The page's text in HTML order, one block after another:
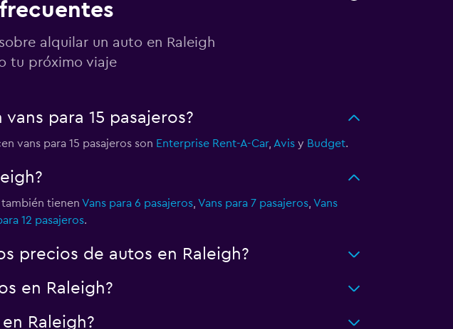
alquilar un auto en Raleigh
tu próximo viaje
para 15 pasajeros?
vans para 15 pasajeros son Enterprise Rent-A-Car, Avisy Budget.
también tienen Vans para 6 pasajeros, Vans para 7 pasajeros, Vans
12 pasajeros.
precios de autos en Raleigh?
en Raleigh?
Raleigh?